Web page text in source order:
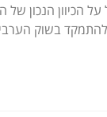
הכיוון הנכון של
בשוק